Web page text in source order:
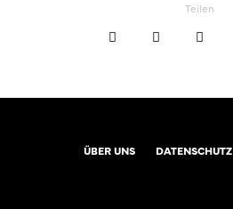
Teilen
ÜBER UNS DATENSCHUTZ